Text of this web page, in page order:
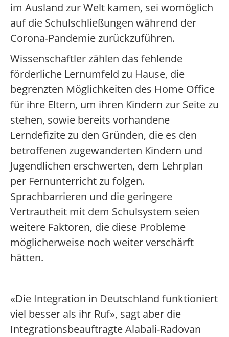
im Ausland zur Welt kamen, sei womöglich
auf die Schulschließungen während der
Corona-Pandemie zurückzuführen.
Wissenschaftler zählen das fehlende
förderliche Lernumfeld zu Hause, die
begrenzten Möglichkeiten des Home Office
für ihre Eltern, um ihren Kindern zur Seite zu
stehen, sowie bereits vorhandene
Lerndefizite zu den Gründen, die es den
betroffenen zugewanderten Kindern und
Jugendlichen erschwerten, dem Lehrplan
per Fernunterricht zu folgen.
Sprachbarrieren und die geringere
Vertrautheit mit dem Schulsystem seien
weitere Faktoren, die diese Probleme
möglicherweise noch weiter verschärft
hätten.
«Die Integration in Deutschland funktioniert
viel besser als ihr Ruf», sagt aber die
Integrationsbeauftragte Alabali-Radovan